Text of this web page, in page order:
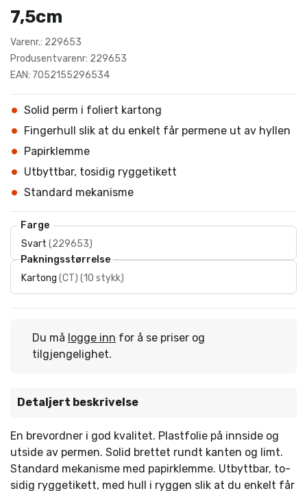
7,5cm
Varenr.: 229653
Produsentvarenr: 229653
EAN: 7052155296534
Solid perm i foliert kartong
Fingerhull slik at du enkelt får permene ut av hyllen
Papirklemme
Utbyttbar, tosidig ryggetikett
Standard mekanisme
Farge
Svart (229653)
Pakningsstørrelse
Kartong (CT) (10 stykk)
Du må logge inn for å se priser og
tilgjengelighet.
Detaljert beskrivelse
En brevordner i god kvalitet. Plastfolie på innside og
utside av permen. Solid brettet rundt kanten og limt.
Standard mekanisme med papirklemme. Utbyttbar, to-
sidig ryggetikett, med hull i ryggen slik at du enkelt får